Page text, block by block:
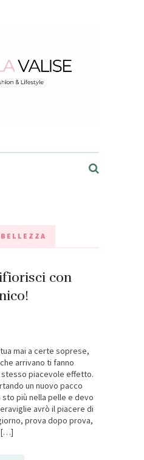
BELLEZZA
con
mai a certe soprese,
arrivano ti fanno
piacevole effetto.
un nuovo pacco
sto più nella pelle e devo
avrò il piacere di
prova dopo prova,
[…]